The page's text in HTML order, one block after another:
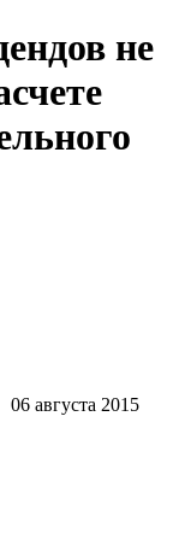
не
06 августа 2015